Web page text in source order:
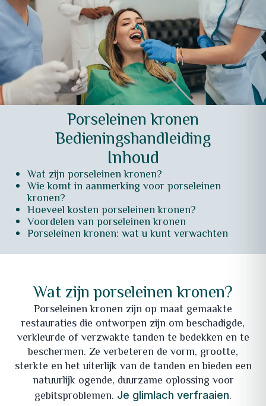
Porseleinen kronen
Bedieningshandleiding
Inhoud
Wat zijn porseleinen kronen?
Wie komt in aanmerking voor porseleinen
kronen?
Hoeveel kosten porseleinen kronen?
Voordelen van porseleinen kronen
Porseleinen kronen: wat u kunt verwachten
Wat zijn porseleinen kronen?
Porseleinen kronen zijn op maat gemaakte
restauraties die ontworpen zijn om beschadigde,
verkleurde of verzwakte tanden te bedekken en te
beschermen. Ze verbeteren de vorm, grootte,
sterkte en het uiterlijk van de tanden en bieden een
natuurlijk ogende, duurzame oplossing voor
gebitsproblemen. Je glimlach verfraaien.